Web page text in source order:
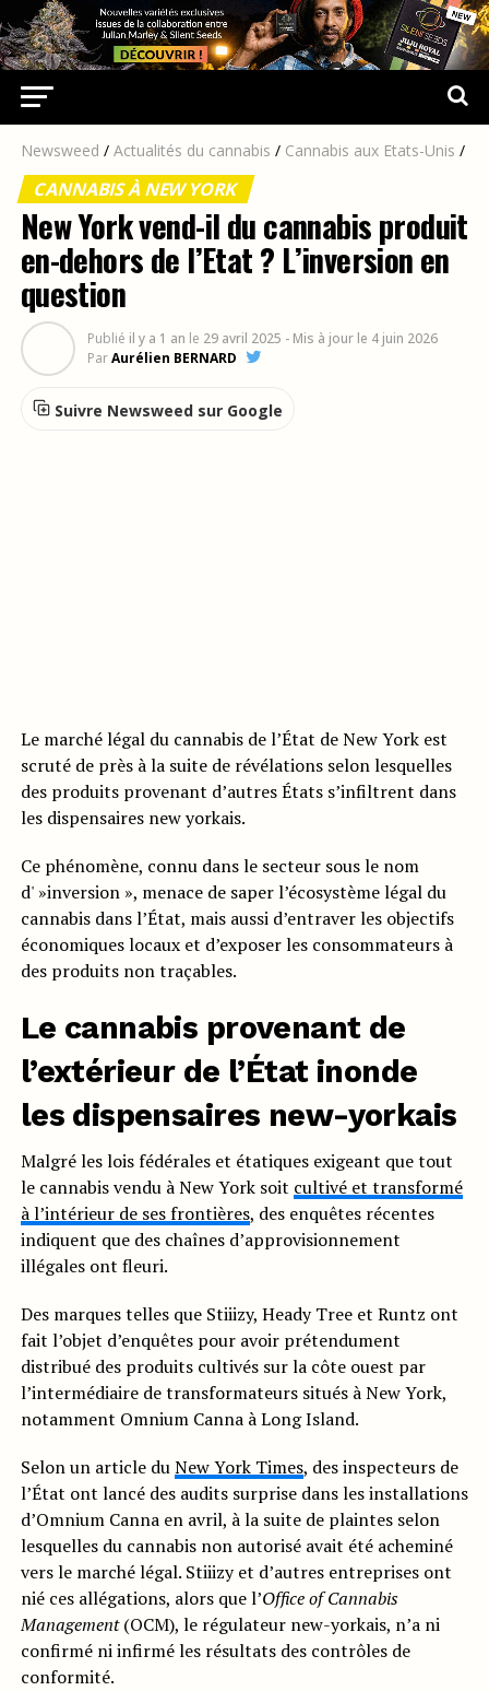
Newsweed / Actualités du cannabis / Cannabis aux Etats-Unis /
CANNABIS À NEW YORK
New York vend-il du cannabis produit
en-dehors de l’Etat ? L’inversion en
question
Publié il y a 1 an le 29 avril 2025 - Mis à jour le 4 juin 2026
ParAurélien BERNARD
Suivre Newsweed sur Google
Le marché légal du cannabis de l’État de New York est
scruté de près à la suite de révélations selon lesquelles
des produits provenant d’autres États s’infiltrent dans
les dispensaires new yorkais.
Ce phénomène, connu dans le secteur sous le nom
d' »inversion », menace de saper l’écosystème légal du
cannabis dans l’État, mais aussi d’entraver les objectifs
économiques locaux et d’exposer les consommateurs à
des produits non traçables.
Le cannabis provenant de
l’extérieur de l’État inonde
les dispensaires new-yorkais
Malgré les lois fédérales et étatiques exigeant que tout
le cannabis vendu à New York soit cultivé et transformé
à l’intérieur de ses frontières, des enquêtes récentes
indiquent que des chaînes d’approvisionnement
illégales ont fleuri.
Des marques telles que Stiiizy, Heady Tree et Runtz ont
fait l’objet d’enquêtes pour avoir prétendument
distribué des produits cultivés sur la côte ouest par
l’intermédiaire de transformateurs situés à New York,
notamment Omnium Canna à Long Island.
Selon un article duNew York Times, des inspecteurs de
l’État ont lancé des audits surprise dans les installations
d’Omnium Canna en avril, à la suite de plaintes selon
lesquelles du cannabis non autorisé avait été acheminé
vers le marché légal. Stiiizy et d’autres entreprises ont
nié ces allégations, alors que l’Office of Cannabis
Management(OCM), le régulateur new-yorkais, n’a ni
confirmé ni infirmé les résultats des contrôles de
conformité.